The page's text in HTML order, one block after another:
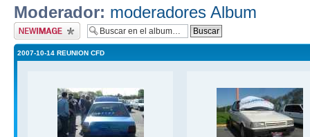
Moderador: moderadores Album
Subir imagen
2007-10-14 REUNION CFD